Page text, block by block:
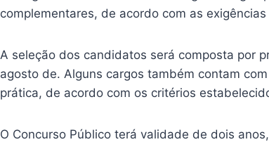
complementares, de acordo com as
A seleção dos candidatos será composta por
agosto de. Alguns cargos também contam
prática, de acordo com os critérios
O Concurso Público terá validade de dois